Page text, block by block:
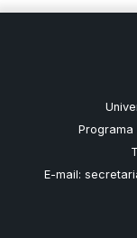
Programa
E-mail: